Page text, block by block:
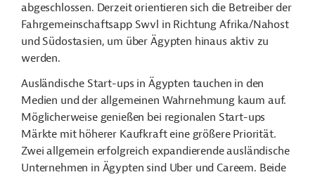
abgeschlossen. Derzeit orientieren sich die Betreiber der
Fahrgemeinschaftsapp Swvl in Richtung Afrika/Nahost
und Südostasien, um über Ägypten hinaus aktiv zu
werden.
Ausländische Start-ups in Ägypten tauchen in den
Medien und der allgemeinen Wahrnehmung kaum auf.
Möglicherweise genießen bei regionalen Start-ups
Märkte mit höherer Kaufkraft eine größere Priorität.
Zwei allgemein erfolgreich expandierende ausländische
Unternehmen in Ägypten sind Uber und Careem. Beide